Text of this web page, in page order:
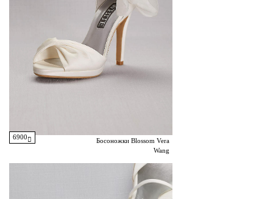
6900
Босоножки Blossom Vera
Wang